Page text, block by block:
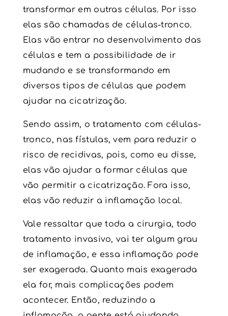
transformar em outras células. Por isso
elas são chamadas de células-tronco.
Elas vão entrar no desenvolvimento das
células e tem a possibilidade de ir
mudando e se transformando em
diversos tipos de células que podem
ajudar na cicatrização.
Sendo assim, o tratamento com células-
tronco, nas fístulas, vem para reduzir o
risco de recidivas, pois, como eu disse,
elas vão ajudar a formar células que
vão permitir a cicatrização. Fora isso,
elas vão reduzir a inflamação local.
Vale ressaltar que toda a cirurgia, todo
tratamento invasivo, vai ter algum grau
de inflamação, e essa inflamação pode
ser exagerada. Quanto mais exagerada
ela for, mais complicações podem
acontecer. Então, reduzindo a